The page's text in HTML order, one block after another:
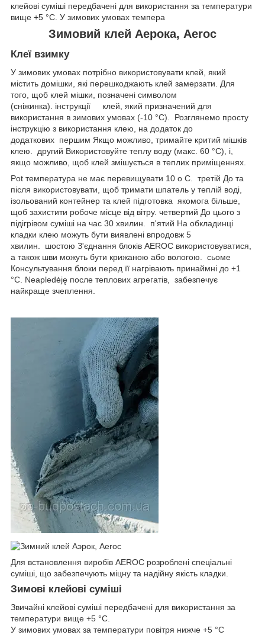
клейові суміші передбачені для використання за температури
вище +5 °C. У зимових умовах темпера
Зимовий клей Аерока, Aeroc
Клеї взимку
У зимових умовах потрібно використовувати клей, який
містить домішки, які перешкоджають клей замерзати. Для
того, щоб клей мішки, позначені символом
(сніжинка). інструкції клей, який призначений для
використання в зимових умовах (-10 °C). Розглянемо просту
інструкцію з використання клею, на додаток до
додаткових першим Якщо можливо, тримайте критий мішків
клею. другий Використовуйте теплу воду (макс. 60 °C), і,
якщо можливо, щоб клей змішується в теплих приміщеннях.
Pot температура не має перевищувати 10 o C. третій До та
після використовувати, щоб тримати шпатель у теплій воді,
ізольований контейнер та клей підготовка якомога більше,
щоб захистити робоче місце від вітру. четвертий До цього з
підігрівом суміші на час 30 хвилин. п'ятий На обкладинці
кладки клею можуть бути виявлені впродовж 5
хвилин. шостою З'єднання блоків AEROC використовуватися,
а також шви можуть бути крижаною або вологою. сьоме
Консультування блоки перед її нагрівають принаймні до +1
°C. Neapledėję после теплових агрегатів, забезпечує
найкраще зчеплення.
Для встановлення виробів AEROC розроблені спеціальні
суміші, що забезпечують міцну та надійну якість кладки.
Зимові клейові суміші
Звичайні клейові суміші передбачені для використання за
температури вище +5 °C.
У зимових умовах за температури повітря нижче +5 °C